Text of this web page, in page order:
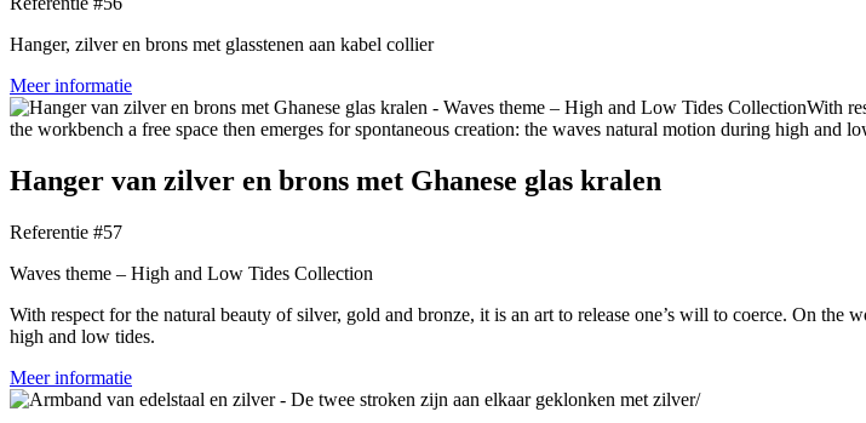
Hanger, zilver en brons met glasstenen aan kabel collier
Meer informatie
Hanger van zilver en brons met Ghanese glas kralen
Referentie #57
Waves theme – High and Low Tides Collection
With respect for the natural beauty of silver, gold and bronze, it is an art to release one’s will to coerce. On the
high and low tides.
Meer informatie